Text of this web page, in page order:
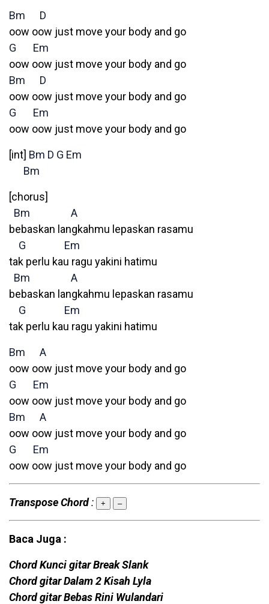
Bm
D
oow oow just move your body and go
G
Em
oow oow just move your body and go
Bm
D
oow oow just move your body and go
G
Em
oow oow just move your body and go
[int] Bm D G Em
Bm
[chorus]
Bm
A
bebaskan langkahmu lepaskan rasamu
G
Em
tak perlu kau ragu yakini hatimu
Bm
A
bebaskan langkahmu lepaskan rasamu
G
Em
tak perlu kau ragu yakini hatimu
Bm
A
oow oow just move your body and go
G
Em
oow oow just move your body and go
Bm
A
oow oow just move your body and go
G
Em
oow oow just move your body and go
Transpose Chord: + –
Baca Juga :
Chord Kunci gitar Break Slank
Chord gitar Dalam 2 Kisah Lyla
Chord gitar Bebas Rini Wulandari